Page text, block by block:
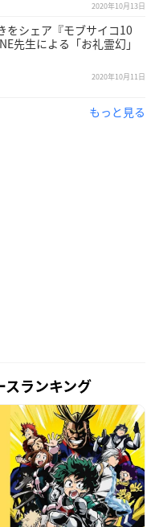
2020年10月13日
をシェア『モブサイコ10
先生による「お礼霊幻」
2020年10月11日
もっと見る
スランキング